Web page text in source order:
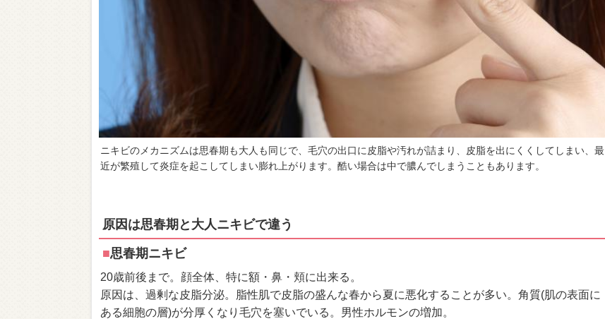
ニキビのメカニズムは思春期も大人も同じで、毛穴の出口に皮脂や汚れが詰まり、皮脂を出にくくしてしまい、最
近が繁殖して炎症を起こしてしまい膨れ上がります。酷い場合は中で膿んでしまうこともあります。
原因は思春期と大人ニキビで違う
■思春期ニキビ
20歳前後まで。顔全体、特に額・鼻・頬に出来る。
原因は、過剰な皮脂分泌。脂性肌で皮脂の盛んな春から夏に悪化することが多い。角質(肌の表面に
ある細胞の層)が分厚くなり毛穴を塞いでいる。男性ホルモンの増加。